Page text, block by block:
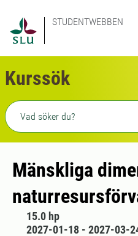
STUDENTWEBBEN
Kurssök
Fritext sökning
Mänskliga
15.0 hp
2027-01-18 - 2027-03-